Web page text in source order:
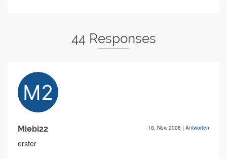
44 Responses
Miebi22 10. Nov. 2008 | Antworten
erster